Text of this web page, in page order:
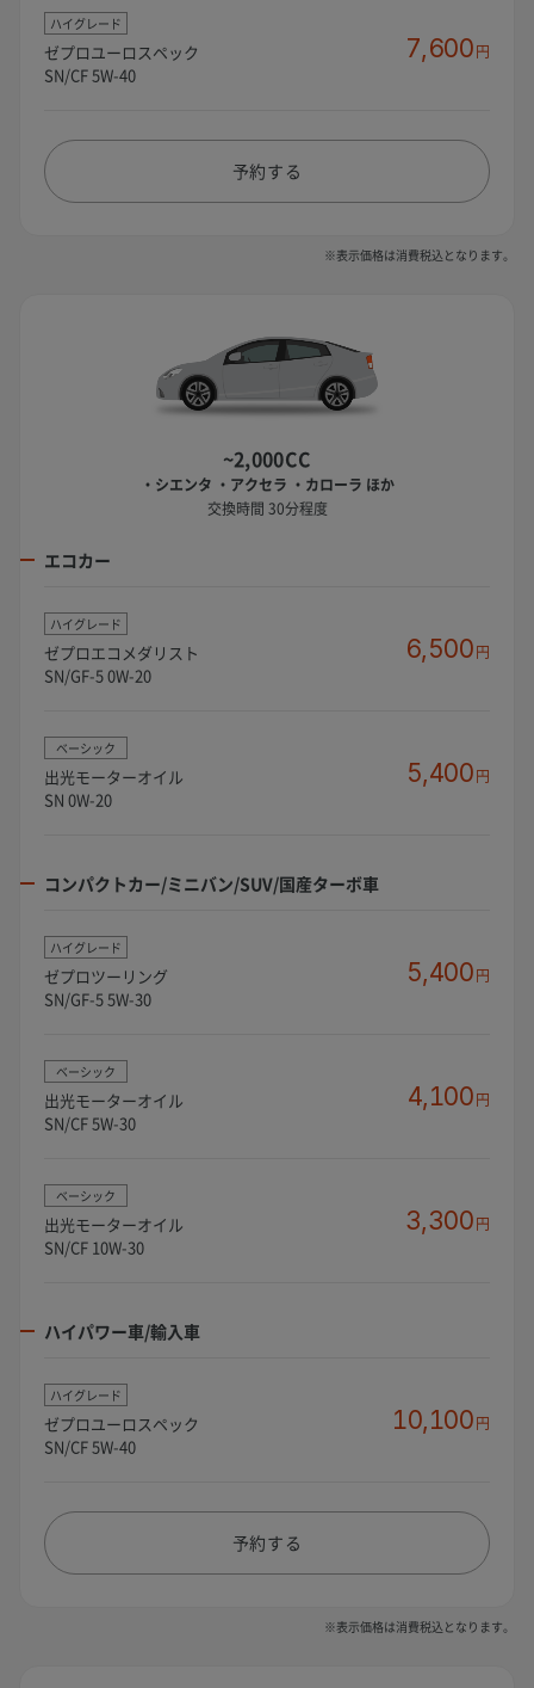
ハイグレード
ゼプロユーロスペック
SN/CF 5W-40
7,600円
予約する
※表示価格は消費税込となります。
~2,000CC
・シエンタ ・アクセラ ・カローラ ほか
交換時間 30分程度
エコカー
ハイグレード
ゼプロエコメダリスト
SN/GF-5 0W-20
6,500円
ベーシック
出光モーターオイル
SN 0W-20
5,400円
コンパクトカー/ミニバン/SUV/国産ターボ車
ハイグレード
ゼプロツーリング
SN/GF-5 5W-30
5,400円
ベーシック
出光モーターオイル
SN/CF 5W-30
4,100円
ベーシック
出光モーターオイル
SN/CF 10W-30
3,300円
ハイパワー車/輸入車
ハイグレード
ゼプロユーロスペック
SN/CF 5W-40
10,100円
予約する
※表示価格は消費税込となります。